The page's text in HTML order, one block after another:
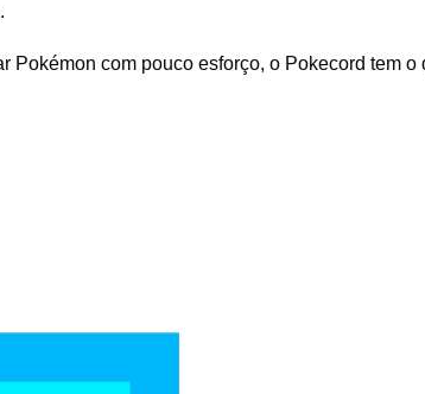
Pokémon com pouco esforço, o Pokecord tem o